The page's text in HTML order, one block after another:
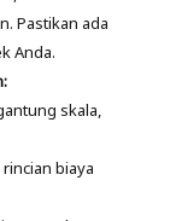
Pastikan ada
Anda.
skala,
biaya